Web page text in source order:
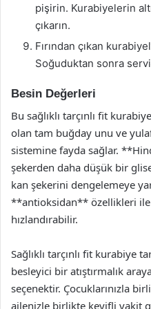
pişirin. Kurabiyelerin
çıkarın.
Fırından çıkan
Soğuduktan sonra
Besin Değerleri
Bu sağlıklı tarçınlı fit
olan tam buğday unu ve
sistemine fayda sağlar.
şekerden daha düşük bir
kan şekerini dengelemeye
**antioksidan** özellikleri
hızlandırabilir.
Sağlıklı tarçınlı fit kurabiye
besleyici bir atıştırmalık
seçenektir. Çocuklarınızla
ailenizle birlikte keyifli vakit